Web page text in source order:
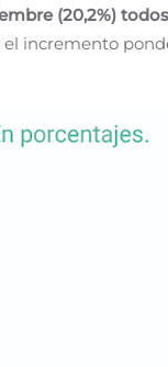
(20,2%)
incremento